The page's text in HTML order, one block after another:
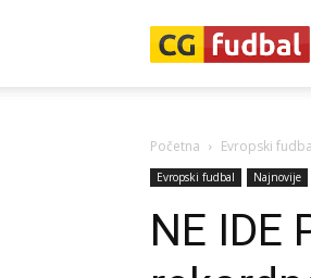
Početna Evropski
Evropski fudbal Najnovije
NE IDE